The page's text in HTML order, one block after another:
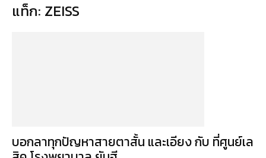
แท็ก: ZEISS
บอกลาทุกปัญหาสายตาสั้น และเอียง กับ ที่ศูนย์เล